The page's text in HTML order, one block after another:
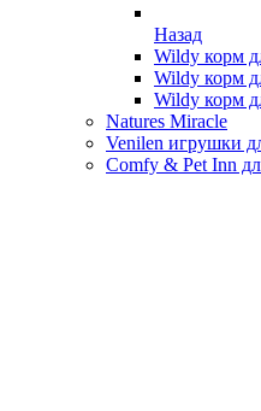
Назад
Wildy корм
Wildy корм
Wildy корм
Natures Miracle
Venilen игрушки
Comfy & Pet Inn